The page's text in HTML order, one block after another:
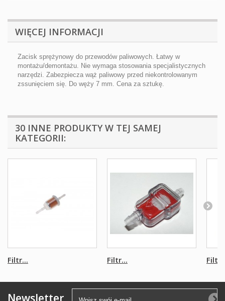
WIĘCEJ INFORMACJI
Zacisk sprężynowy do przewodów paliwowych. Łatwy w
montażu/demontażu. Nie wymaga stosowania specjalistycznych
narzędzi. Zabezpiecza wąż paliwowy przed niekontrolowanym
zssunięciem się. Do węży 7 mm. Cena za sztukę.
30 INNE PRODUKTY W TEJ SAMEJ
KATEGORII:
Filtr... Filtr...
Newsletter